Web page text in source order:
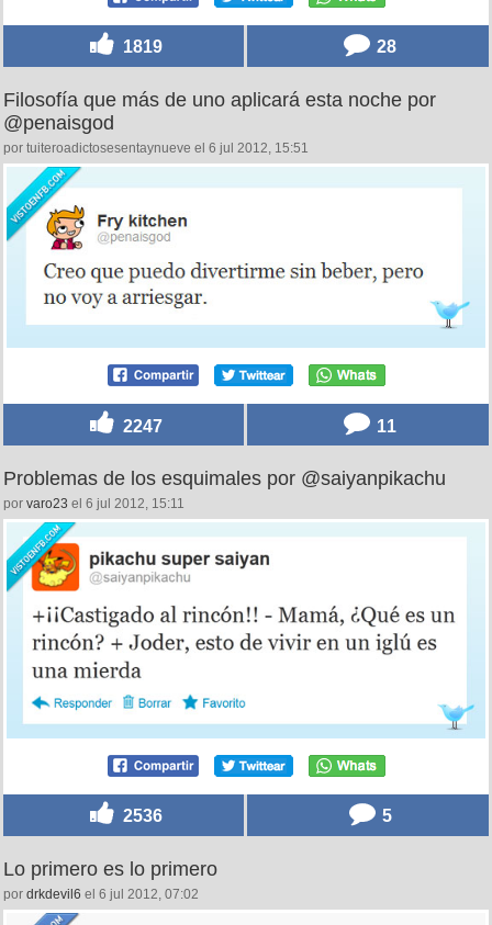
1819 28
Filosofía que más de uno aplicará esta noche por
@penaisgod
por tuiteroadictosesentaynueve el 6 jul 2012, 15:51
2247 11
Problemas de los esquimales por @saiyanpikachu
por varo23 el 6 jul 2012, 15:11
2536 5
Lo primero es lo primero
por drkdevil6 el 6 jul 2012, 07:02